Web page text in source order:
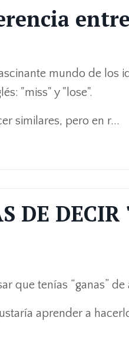
mundo de los
"miss" y "lose".
similares, pero en r...
DE
que tenías “ganas”
aprender a